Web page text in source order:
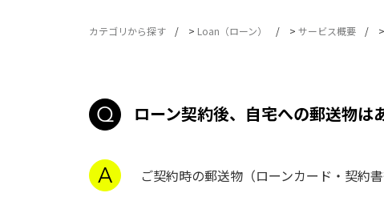
カテゴリから探す > Loan（ローン） > サービス概要 >
ローン契約後、自宅への郵送物は
ご契約時の郵送物（ローンカード・契約